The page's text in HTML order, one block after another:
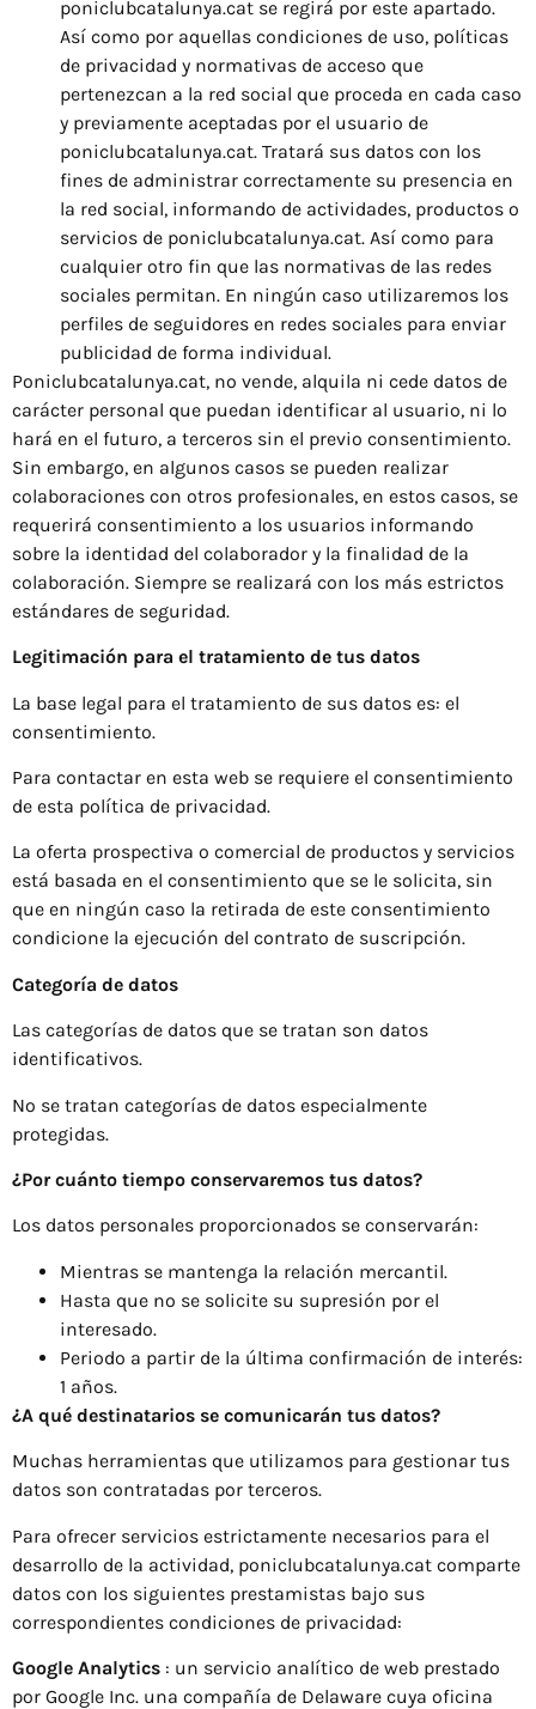
poniclubcatalunya.cat se regirá por este apartado.
Así como por aquellas condiciones de uso, políticas
de privacidad y normativas de acceso que
pertenezcan a la red social que proceda en cada caso
y previamente aceptadas por el usuario de
poniclubcatalunya.cat. Tratará sus datos con los
fines de administrar correctamente su presencia en
la red social, informando de actividades, productos o
servicios de poniclubcatalunya.cat. Así como para
cualquier otro fin que las normativas de las redes
sociales permitan. En ningún caso utilizaremos los
perfiles de seguidores en redes sociales para enviar
publicidad de forma individual.
Poniclubcatalunya.cat, no vende, alquila ni cede datos de
carácter personal que puedan identificar al usuario, ni lo
hará en el futuro, a terceros sin el previo consentimiento.
Sin embargo, en algunos casos se pueden realizar
colaboraciones con otros profesionales, en estos casos, se
requerirá consentimiento a los usuarios informando
sobre la identidad del colaborador y la finalidad de la
colaboración. Siempre se realizará con los más estrictos
estándares de seguridad.
Legitimación para el tratamiento de tus datos
La base legal para el tratamiento de sus datos es: el
consentimiento.
Para contactar en esta web se requiere el consentimiento
de esta política de privacidad.
La oferta prospectiva o comercial de productos y servicios
está basada en el consentimiento que se le solicita, sin
que en ningún caso la retirada de este consentimiento
condicione la ejecución del contrato de suscripción.
Categoría de datos
Las categorías de datos que se tratan son datos
identificativos.
No se tratan categorías de datos especialmente
protegidas.
¿Por cuánto tiempo conservaremos tus datos?
Los datos personales proporcionados se conservarán:
Mientras se mantenga la relación mercantil.
Hasta que no se solicite su supresión por el
interesado.
Periodo a partir de la última confirmación de interés:
1 años.
¿A qué destinatarios se comunicarán tus datos?
Muchas herramientas que utilizamos para gestionar tus
datos son contratadas por terceros.
Para ofrecer servicios estrictamente necesarios para el
desarrollo de la actividad, poniclubcatalunya.cat comparte
datos con los siguientes prestamistas bajo sus
correspondientes condiciones de privacidad:
Google Analytics : un servicio analítico de web prestado
por Google Inc. una compañía de Delaware cuya oficina